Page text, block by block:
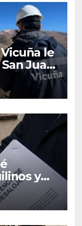
le
Juan
un
y no
y
que
la